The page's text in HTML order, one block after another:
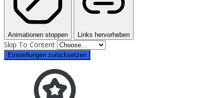
Animationen stoppen Links hervorheben
Skip To Content
Einstellungen zurücksetzen